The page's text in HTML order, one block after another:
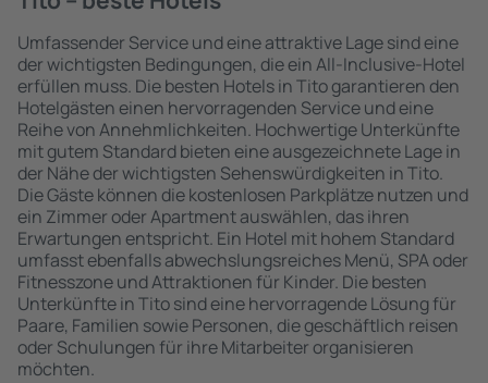
Umfassender Service und eine attraktive Lage sind eine
der wichtigsten Bedingungen, die ein All-Inclusive-Hotel
erfüllen muss. Die besten Hotels in Tito garantieren den
Hotelgästen einen hervorragenden Service und eine
Reihe von Annehmlichkeiten. Hochwertige Unterkünfte
mit gutem Standard bieten eine ausgezeichnete Lage in
der Nähe der wichtigsten Sehenswürdigkeiten in Tito.
Die Gäste können die kostenlosen Parkplätze nutzen und
ein Zimmer oder Apartment auswählen, das ihren
Erwartungen entspricht. Ein Hotel mit hohem Standard
umfasst ebenfalls abwechslungsreiches Menü, SPA oder
Fitnesszone und Attraktionen für Kinder. Die besten
Unterkünfte in Tito sind eine hervorragende Lösung für
Paare, Familien sowie Personen, die geschäftlich reisen
oder Schulungen für ihre Mitarbeiter organisieren
möchten.